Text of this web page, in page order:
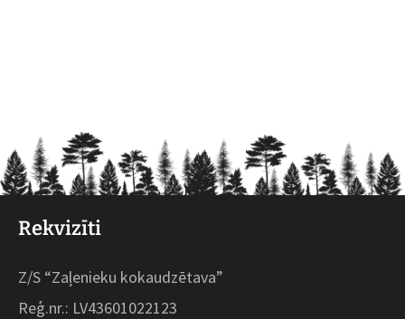
Rekvizīti
Z/S “Zaļenieku kokaudzētava”
Reģ.nr.: LV43601022123